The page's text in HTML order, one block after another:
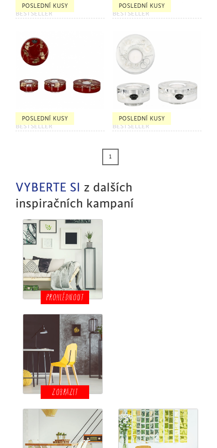
POSLEDNÍ KUSY
BESTSELLER
POSLEDNÍ KUSY
BESTSELLER
POSLEDNÍ KUSY
BESTSELLER
POSLEDNÍ KUSY
BESTSELLER
1
VYBERTE SI
z dalších
inspiračních kampaní
PROHLÉDNOUT
ZOBRAZIT